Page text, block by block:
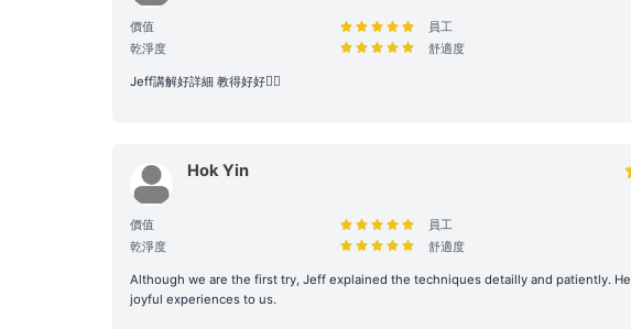
設施損壞與賠償責任： 租賃期間，如船上
毀、偷竊或被移走，租賃人須負擔相關之修
合法行為保障： 所有行程均需符合當地法
大型設備與煮食： 若租賃人計劃攜帶大型
預先獲得船東確認，以利船上電力與空間配
為首要考量進行調度。相關的行程變更或補
價值
員工
乾淨度
舒適度
Jeff講解好詳細 教得好好👍🏻
Hok Yin
價值
員工
乾淨度
舒適度
Although we are the first try, Jeff explained the techniques detailly and patiently.
joyful experiences to us.